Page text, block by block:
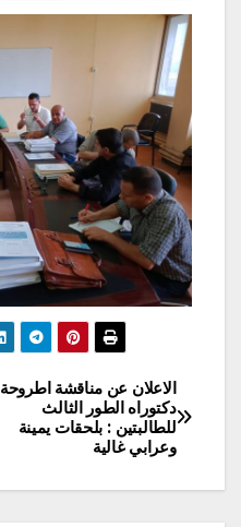
تصفّح
المقالات
الاعلان عن مناقشة اطروحة
دكتوراه الطور الثالث
للطالبتين : بلحقات يمينة
وعرابي غالية